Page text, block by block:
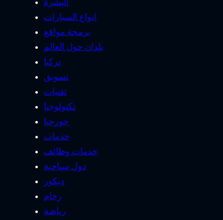
انواع السيارات
برمجة مواقع
بلدان حول العالم
تركيا
تسويق
تقنيات
تكنولوجيا
جورجيا
خدمات
خدمات وظائف
دول سياحية
ديكور
رخام
رياضة